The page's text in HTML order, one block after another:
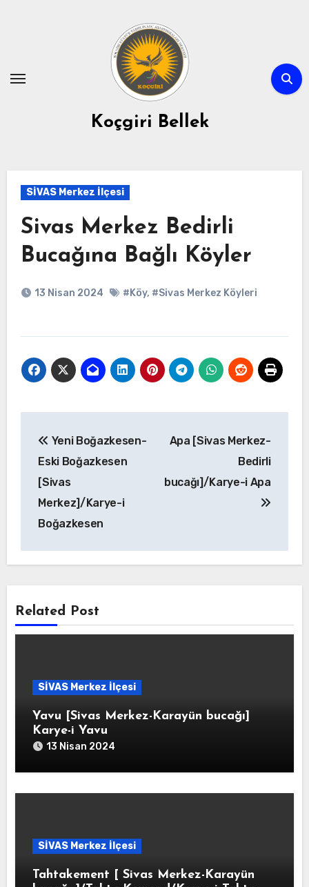
Koçgiri Bellek
SİVAS Merkez İlçesi
Sivas Merkez Bedirli
Bucağına Bağlı Köyler
13 Nisan 2024 #Köy, #Sivas Merkez Köyleri
gezinmesi
Yeni Boğazkesen-
Eski Boğazkesen
[Sivas
Merkez]/Karye-i
Boğazkesen
Apa [Sivas Merkez-
Bedirli
bucağı]/Karye-i Apa
Related Post
SİVAS Merkez İlçesi
Yavu [Sivas Merkez-Karayün bucağı]
Karye-i Yavu
13 Nisan 2024
SİVAS Merkez İlçesi
Tahtakement [ Sivas Merkez-Karayün